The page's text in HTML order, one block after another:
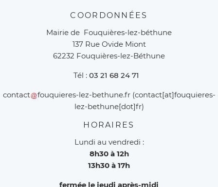
COORDONNÉES
Mairie de Fouquières-lez-béthune
137 Rue Ovide Miont
62232 Fouquières-lez-Béthune
Tél : 03 21 68 24 71
contact fouquieres-lez-bethune.fr(contact[at]fouquieres-
lez-bethune[dot]fr)
HORAIRES
Lundi au vendredi :
8h30 à 12h
13h30 à 17h
fermée le jeudi après-midi